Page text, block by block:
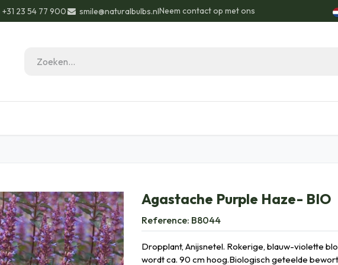
+31 23 54 77 900 smile@naturalbulbs.nlNeem contact op met ons
Agastache Purple Haze- BIO
Reference: B8044
Dropplant, Anijsnetel. Rokerige, blauw-violette
wordt ca. 90 cm hoog.Biologisch geteelde